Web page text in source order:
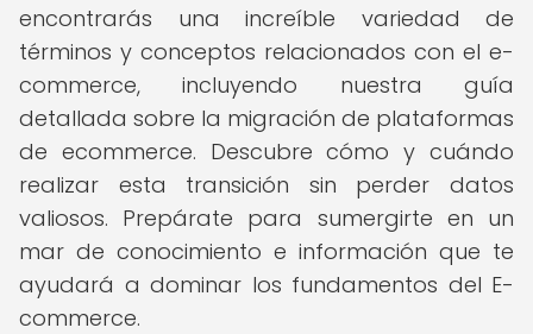
encontrarás una increíble variedad de
términos y conceptos relacionados con el e-
commerce, incluyendo nuestra guía
detallada sobre la migración de plataformas
de ecommerce. Descubre cómo y cuándo
realizar esta transición sin perder datos
valiosos. Prepárate para sumergirte en un
mar de conocimiento e información que te
ayudará a dominar los fundamentos del E-
commerce.